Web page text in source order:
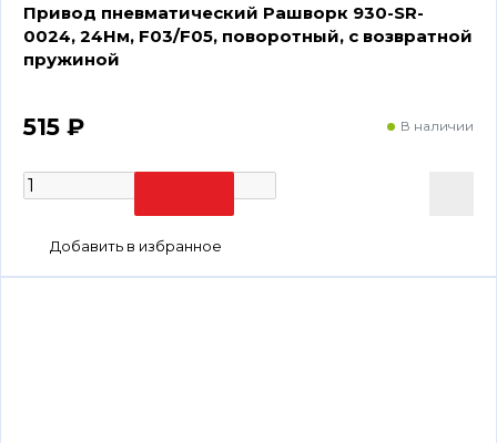
Привод пневматический Рашворк 930-SR-
0024, 24Нм, F03/F05, поворотный, с возвратной
пружиной
515 ₽ В наличии